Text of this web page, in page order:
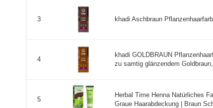
3 khadi Aschbraun
4
khadi GOLDBRAUN
zu samtig glänzendem Goldbraun,
5
Herbal Time Henna Natürliches
Graue Haarabdeckung | Braun